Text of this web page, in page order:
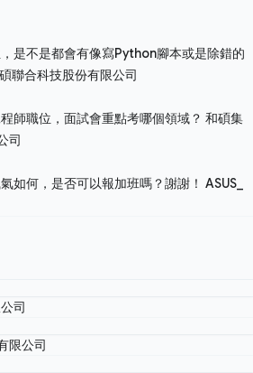
是不是都會有像寫Python腳本或是除錯的
聯合科技股份有限公司
師職位，面試會重點考哪個領域？ 和碩集
司
如何，是否可以報加班嗎？謝謝！ ASUS_
司
限公司